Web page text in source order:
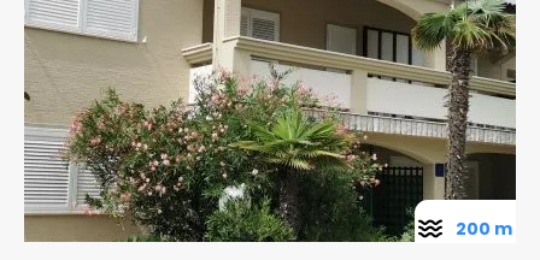
200 m